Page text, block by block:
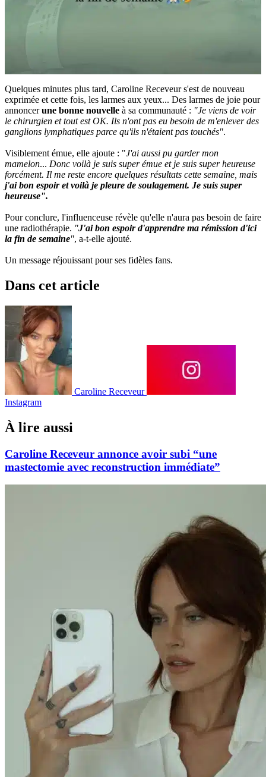
Quelques minutes plus tard, Caroline Receveur s'est de nouveau
exprimée et cette fois, les larmes aux yeux... Des larmes de joie pour
annoncerune bonne nouvelle à sa communauté : "Je viens de voir
le chirurgien et tout est OK. Ils n'ont pas eu besoin de m'enlever des
ganglions lymphatiques parce qu'ils n'étaient pas touchés".
Visiblement émue, elle ajoute : "J'ai aussi pu garder mon
mamelon... Donc voilà je suis super émue et je suis super heureuse
forcément. Il me reste encore quelques résultats cette semaine, mais
j'ai bon espoir et voilà je pleure de soulagement. Je suis super
heureuse".
Pour conclure, l'influenceuse révèle qu'elle n'aura pas besoin de faire
une radiothérapie. "J'ai bon espoir d'apprendre ma rémission d'ici
la fin de semaine", a-t-elle ajouté.
Un message réjouissant pour ses fidèles fans.
Dans cet article
Caroline Receveur
Instagram
À lire aussi
Caroline Receveur annonce avoir subi “une
mastectomie avec reconstruction immédiate”